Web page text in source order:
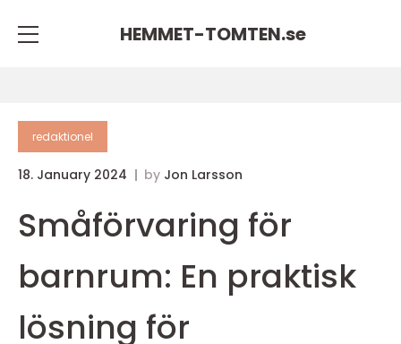
HEMMET-TOMTEN.se
redaktionel
18. January 2024 by Jon Larsson
Småförvaring för
barnrum: En praktisk
lösning för